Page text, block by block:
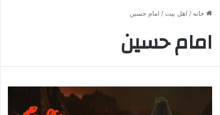
خانه / اهل بیت / امام حسین
امام حسین